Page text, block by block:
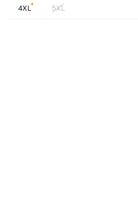
4XL 5XL